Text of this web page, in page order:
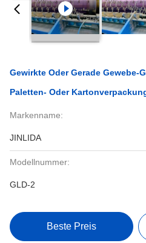
Gewirkte Oder Gerade Gewebe-
Paletten- Oder
Markenname:
JINLIDA
Modellnummer:
GLD-2
Beste Preis